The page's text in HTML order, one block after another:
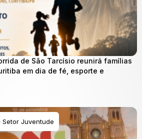
de São Tarcísio reunirá famílias
em dia de fé, esporte e
Juventude